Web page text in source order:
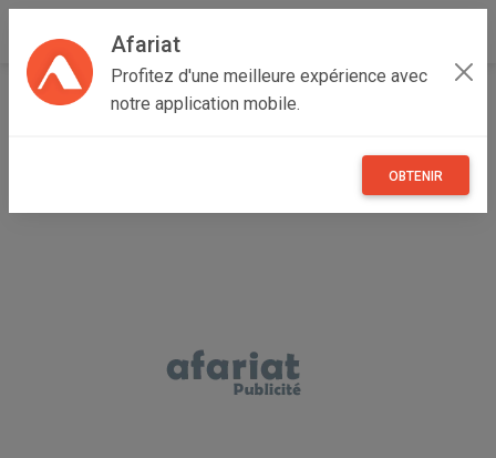
Afariat
Profitez d'une meilleure expérience avec
notre application mobile.
OBTENIR
Accueil Recherche Véhicules